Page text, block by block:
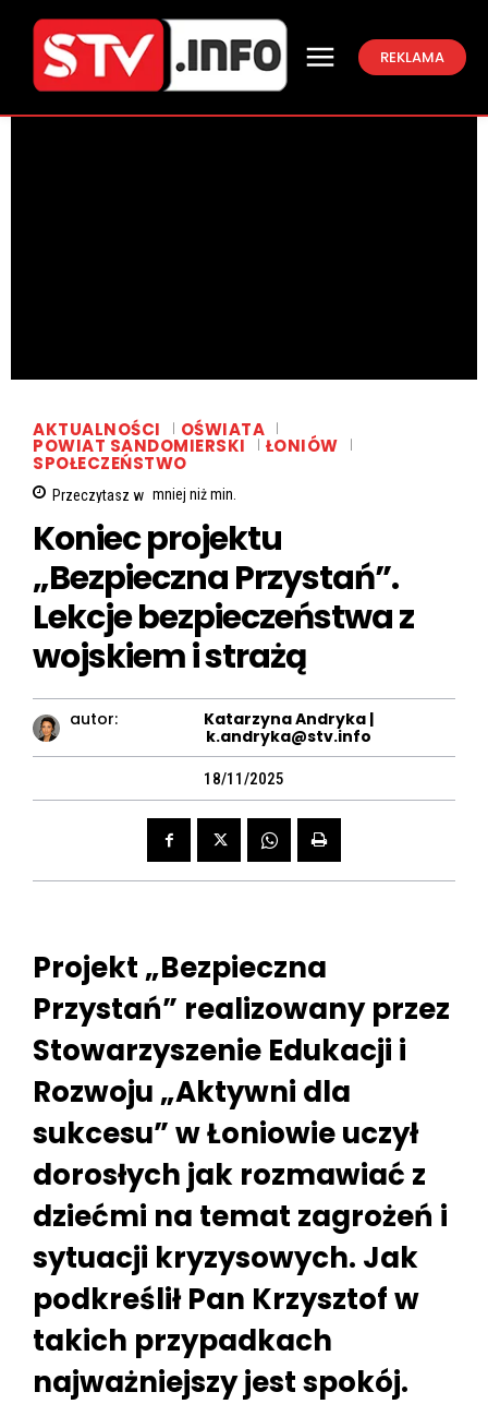
REKLAMA
AKTUALNOŚCI OŚWIATA
POWIAT SANDOMIERSKI ŁONIÓW
SPOŁECZEŃSTWO
Przeczytasz w mniej niżmin.
Koniec projektu
„Bezpieczna Przystań”.
Lekcje bezpieczeństwa z
wojskiem i strażą
autor:
Katarzyna Andryka |
k.andryka@stv.info
18/11/2025
Projekt „Bezpieczna
Przystań” realizowany przez
Stowarzyszenie Edukacji i
Rozwoju „Aktywni dla
sukcesu” w Łoniowie uczył
dorosłych jak rozmawiać z
dziećmi na temat zagrożeń i
sytuacji kryzysowych. Jak
podkreślił Pan Krzysztof w
takich przypadkach
najważniejszy jest spokój.